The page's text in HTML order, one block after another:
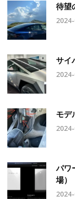
待望
サイ
モデ
パワ
場）